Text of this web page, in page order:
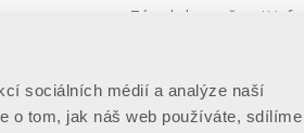
sociálních médií a analýze naší
o tom, jak náš web používáte,
Policy
Zásady bezpečnosti